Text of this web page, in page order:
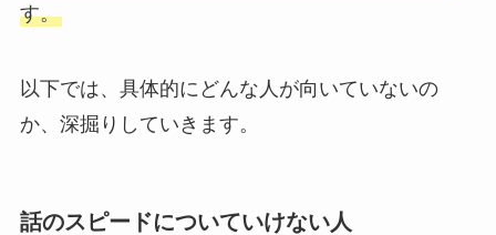
す。
以下では、具体的にどんな人が向いていないの
か、深掘りしていきます。
話のスピードについていけない人